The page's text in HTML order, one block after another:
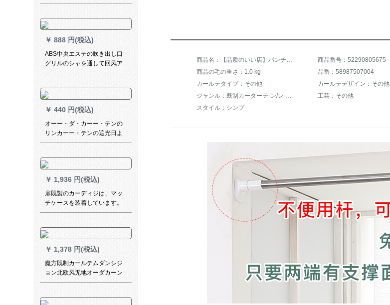
室既制カーララゴンドラ3 X高
￥ 888 円(税込)
ABS中央エステの吹き出し口
グリルのシャを通して回风ア
ルミン検査修理口オーダダコ
X 300
￥ 440 円(税込)
オーー・ダ・カーー・テンの
リンカーー・テンの遮光日よ
けーフル広告印字LOGO风景
プラスモデル様
￥ 1,936 円(税込)
扉既製のカーディジは、マッ
チケースを装着しています。
星の金を遮光して寝室の少女
ッカーテルテルテルの寝室の
ベルダウウィンドウ出张棒
【少女粉】布+纱+カーターテ
テン1.8枚x 2.0高
￥ 1,378 円(税込)
魔方既制カールテムダンシジ
ョン北欧风无地オーダカーン
ディーン寝室天然素材リンリ
风郁(米色)2.0枚*2.7高-布带接
商品名：【品质のいい店】パンチーが简易にインストールしないで完全に遮光した简易なカーリングテーチを遮光しないでください。テージとしては欠かせません。レンタルルームの寝室に窓があります。テノール新鉄塔青（遮光90%）は幅200高200 cm（幅100-135内は90-を送ります。 商品番号：52290805675
商品の毛の重さ：1.0 kg
品番：58987507004
カールテタイプ：その他
カールテデザイン：その他
ジャンル：既制カーターテ-ン/レ-スカーンテ-ン
工芸：その他
スタイル：シンプ